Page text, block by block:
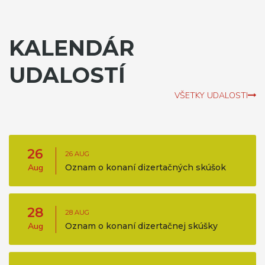
KALENDÁR
UDALOSTÍ
VŠETKY UDALOSTI
26
Aug
26 AUG
Oznam o konaní dizertačných skúšok
28
Aug
28 AUG
Oznam o konaní dizertačnej skúšky